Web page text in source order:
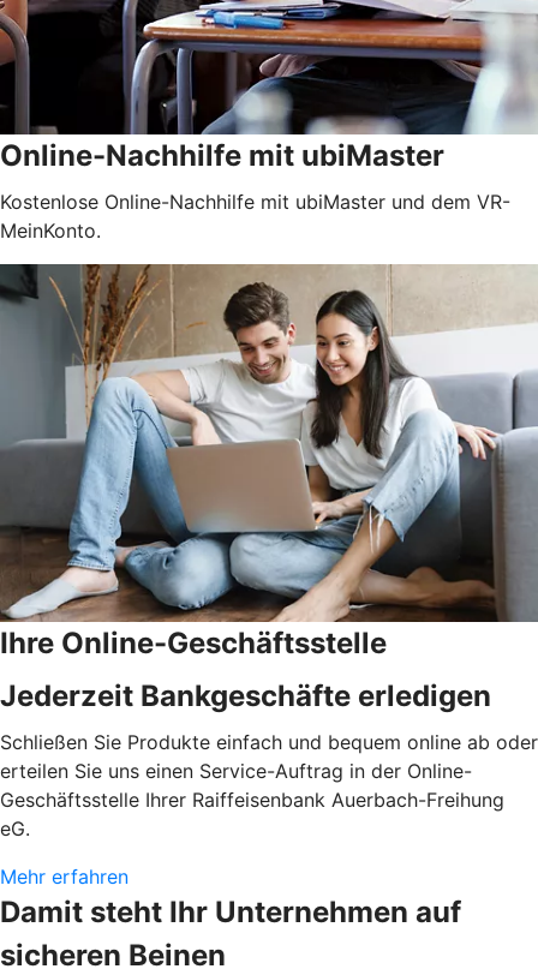
Online-Nachhilfe mit ubiMaster
Kostenlose Online-Nachhilfe mit ubiMaster und dem VR-
MeinKonto.
Ihre Online-Geschäftsstelle
Jederzeit Bankgeschäfte erledigen
Schließen Sie Produkte einfach und bequem online ab oder
erteilen Sie uns einen Service-Auftrag in der Online-
Geschäftsstelle Ihrer Raiffeisenbank Auerbach-Freihung
eG.
Mehr erfahren
Damit steht Ihr Unternehmen auf
sicheren Beinen